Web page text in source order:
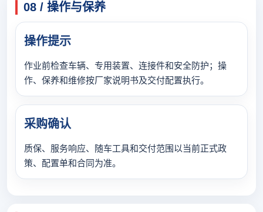
08 / 操作与保养
操作提示
作业前检查车辆、专用装置、连接件和安全防护；操
作、保养和维修按厂家说明书及交付配置执行。
采购确认
质保、服务响应、随车工具和交付范围以当前正式政
策、配置单和合同为准。